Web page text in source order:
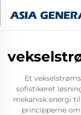
Et
sofistikeret
mekanisk energi
principperne